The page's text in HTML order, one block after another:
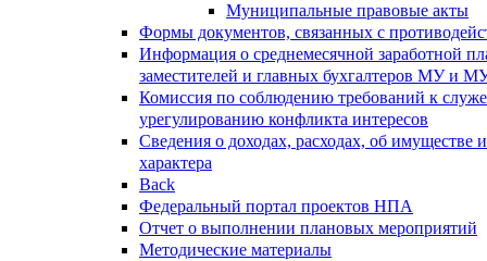
Муниципальные правовые акты
Формы документов, связанных с
Информация о среднемесячной заработной
заместителей и главных бухгалтеров МУ и
Комиссия по соблюдению требований к
урегулированию конфликта интересов
Сведения о доходах, расходах, об имуществе
характера
Back
Федеральный портал проектов НПА
Отчет о выполнении плановых мероприятий
Методические материалы